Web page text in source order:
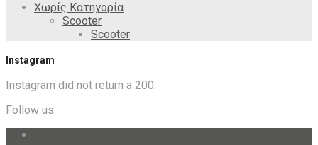
Χωρίς Κατηγορία
Scooter
Scooter
Instagram
Instagram did not return a 200.
Follow us